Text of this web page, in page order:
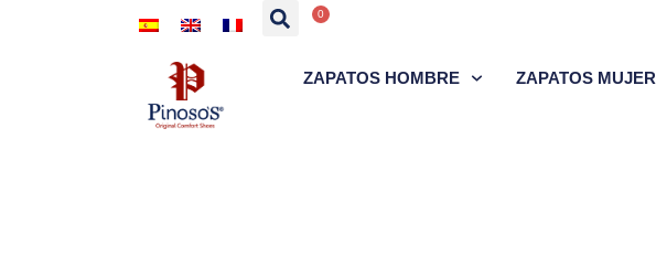
0
ZAPATOS HOMBRE ZAPATOS MUJER